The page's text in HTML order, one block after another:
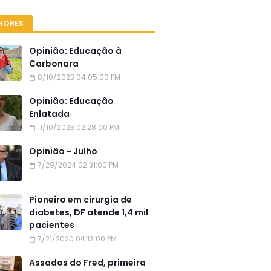
Opinião: Educação à
Carbonara
8/10/2023 04:05:00 PM
Opinião: Educação
Enlatada
11/10/2023 02:28:00 PM
Opinião - Julho
7/29/2024 02:31:00 PM
Pioneiro em cirurgia de
diabetes, DF atende 1,4 mil
pacientes
7/21/2020 04:13:00 PM
Assados do Fred, primeira